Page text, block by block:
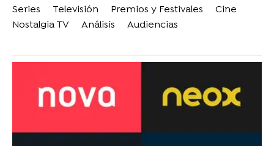
Series Televisión Premios y Festivales
Cine
Nostalgia TV
Análisis Audiencias